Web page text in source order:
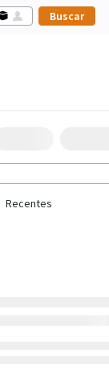
Recentes